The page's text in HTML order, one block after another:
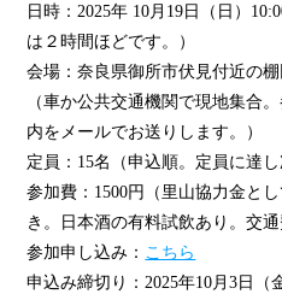
日時：2025年 10月19日（日）
は２時間ほどです。）
会場：奈良県御所市伏見付近の棚
（車か公共交通機関で現地集合
内をメールでお送りします。）
定員：15名（申込順。定員に達
参加費：1500円（里山協力金と
き。日本酒の有料試飲あり。交通
参加申し込み： こちら
申込み締切り：2025年10月3日（